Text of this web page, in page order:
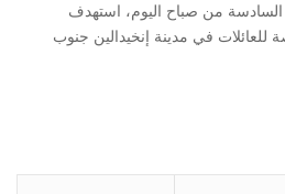
السادسة من صباح اليوم، استهدف
في مدينة إنخيدالين جنوب